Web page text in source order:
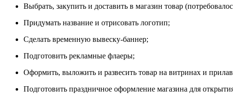
Выбрать, закупить и доставить в магазин товар
Придумать название и отрисовать логотип;
Сделать временную вывеску-баннер;
Подготовить рекламные флаеры;
Оформить, выложить и развесить товар на витринах и
Подготовить праздничное оформление магазина для